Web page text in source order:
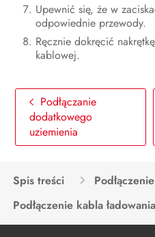
Upewnić się, że w
odpowiednie przewody.
Ręcznie dokręcić
kablowej.
Podłączanie
dodatkowego
uziemienia
Spis treści
Podłączenie kabla ładowania